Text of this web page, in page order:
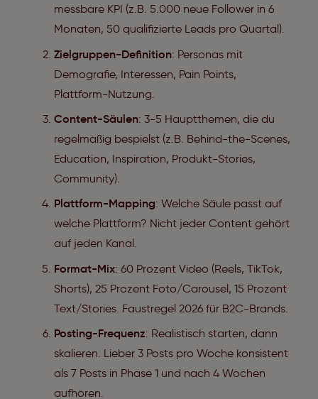
messbare KPI (z.B. 5.000 neue Follower in 6
Monaten, 50 qualifizierte Leads pro Quartal).
Zielgruppen-Definition: Personas mit
Demografie, Interessen, Pain Points,
Plattform-Nutzung.
Content-Säulen: 3-5 Hauptthemen, die du
regelmäßig bespielst (z.B. Behind-the-Scenes,
Education, Inspiration, Produkt-Stories,
Community).
Plattform-Mapping: Welche Säule passt auf
welche Plattform? Nicht jeder Content gehört
auf jeden Kanal.
Format-Mix: 60 Prozent Video (Reels, TikTok,
Shorts), 25 Prozent Foto/Carousel, 15 Prozent
Text/Stories. Faustregel 2026 für B2C-Brands.
Posting-Frequenz: Realistisch starten, dann
skalieren. Lieber 3 Posts pro Woche konsistent
als 7 Posts in Phase 1 und nach 4 Wochen
aufhören.